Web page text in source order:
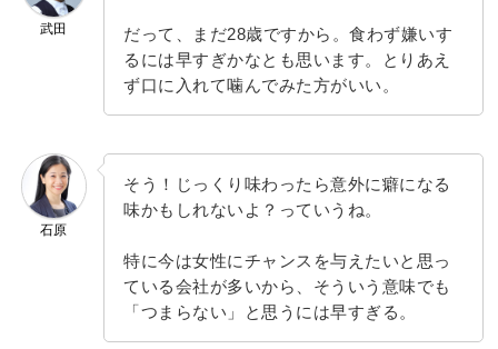
武田
だって、まだ28歳ですから。食わず嫌いす
るには早すぎかなとも思います。とりあえ
ず口に入れて噛んでみた方がいい。
石原
そう！じっくり味わったら意外に癖になる
味かもしれないよ？っていうね。
特に今は女性にチャンスを与えたいと思っ
ている会社が多いから、そういう意味でも
「つまらない」と思うには早すぎる。